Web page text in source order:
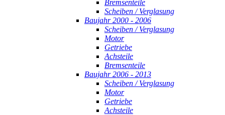
Bremsenteile
Scheiben / Verglasung
Baujahr 2000 - 2006
Scheiben / Verglasung
Motor
Getriebe
Achsteile
Bremsenteile
Baujahr 2006 - 2013
Scheiben / Verglasung
Motor
Getriebe
Achsteile